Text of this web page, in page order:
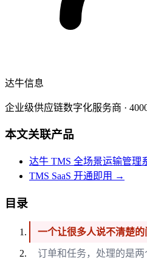
达牛信息
企业级供应链数字化服务商 ·
本文关联产品
达牛 TMS 全场景运输管理
TMS SaaS 开通即用 →
目录
一个让很多人说不清楚的
订单和任务，处理的是